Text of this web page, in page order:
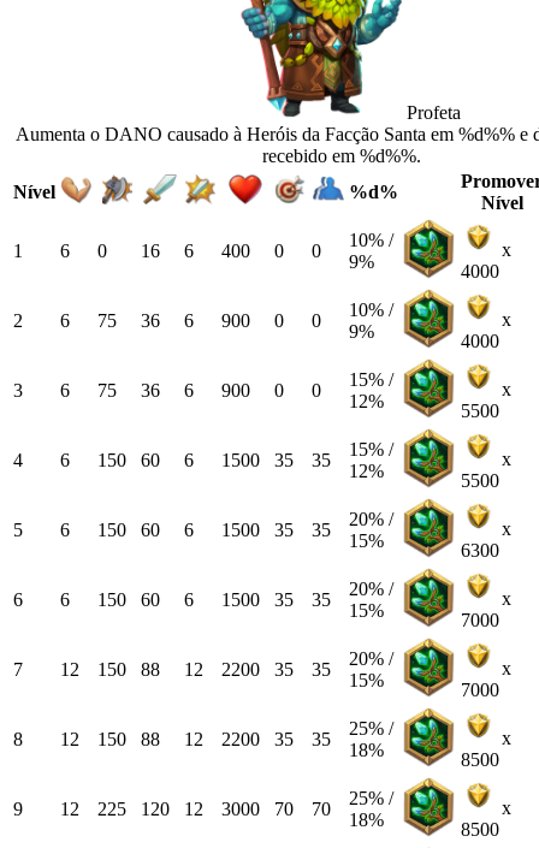
Profeta
Aumenta o DANO causado à Heróis da Facção Santa em %d%%
recebido em %d%%.
Nível
%d%
Nível
1 6 0 16 6 400 0 0
10% /
9%
x
4000
2 6 75 36 6 900 0 0
10% /
9%
x
4000
3 6 75 36 6 900 0 0
15% /
12%
x
5500
4 6 150 60 6 1500 35 35
15% /
12%
x
5500
5 6 150 60 6 1500 35 35
20% /
15%
x
6300
6 6 150 60 6 1500 35 35
20% /
15%
x
7000
7 12 150 88 12 2200 35 35
20% /
15%
x
7000
8 12 150 88 12 2200 35 35
25% /
18%
x
8500
9 12 225 120 12 3000 70 70
25% /
18%
x
8500